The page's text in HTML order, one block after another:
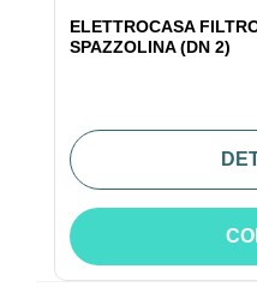
ELETTROCASA
SPAZZOLINA (DN 2)